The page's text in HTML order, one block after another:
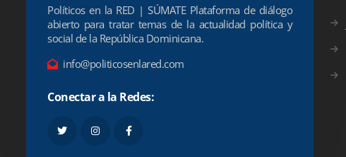
Políticos en la RED | SÚMATE Plataforma de diálogo
abierto para tratar temas de la actualidad política y
social de la República Dominicana.
info@politicosenlared.com
Conectar a la Redes: